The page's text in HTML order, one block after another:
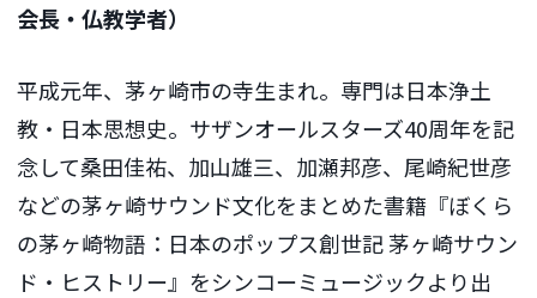
会長・仏教学者）
平成元年、茅ヶ崎市の寺生まれ。専門は日本浄土
教・日本思想史。サザンオールスターズ40周年を記
念して桑田佳祐、加山雄三、加瀬邦彦、尾崎紀世彦
などの茅ヶ崎サウンド文化をまとめた書籍『ぼくら
の茅ヶ崎物語：日本のポップス創世記 茅ヶ崎サウン
ド・ヒストリー』をシンコーミュージックより出